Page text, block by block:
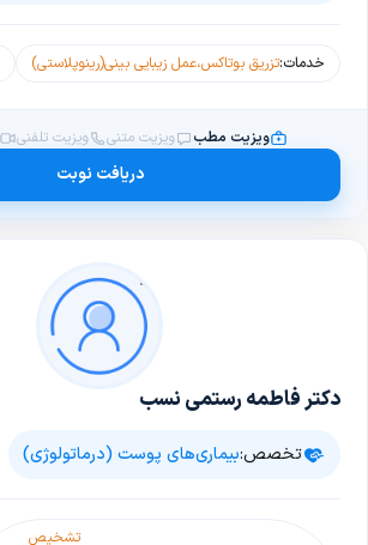
خدمات:تزریق بوتاکس،عمل زیبایی بینی(رینوپلاستی)
ویزیت مطب ویزیت متنی ویزیت تلفنی
دریافت نوبت
دکتر فاطمه رستمی نسب
تخصص:بیماری‌های پوست (درماتولوژی)
تشخیص